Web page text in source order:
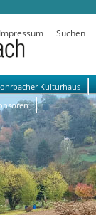
Impressum Suchen
Kulturhaus